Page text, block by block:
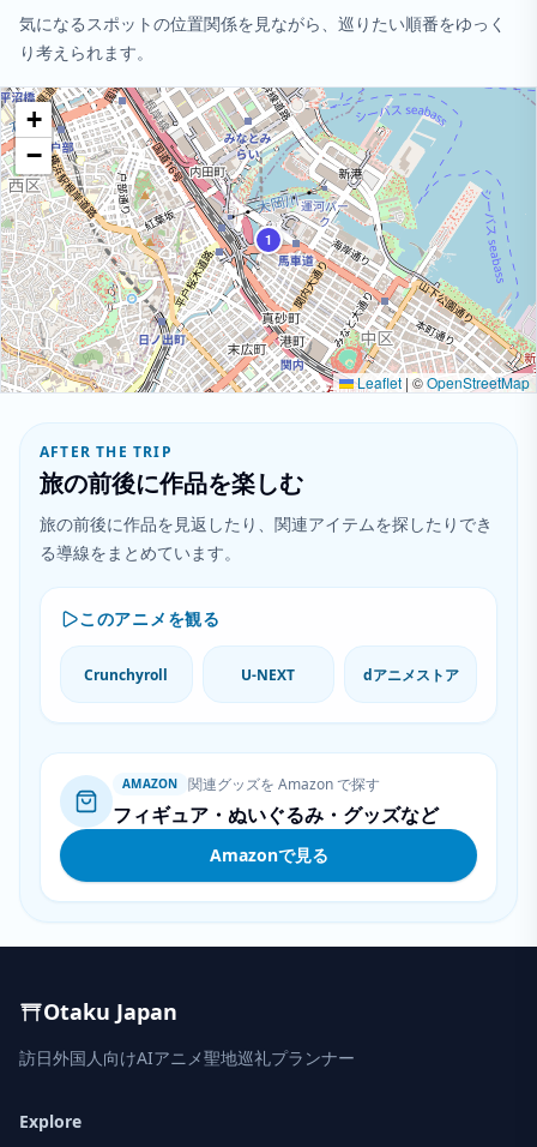
気になるスポットの位置関係を見ながら、巡りたい順番をゆっく
り考えられます。
1
+
−
Leaflet | ©OpenStreetMap
AFTER THE TRIP
旅の前後に作品を楽しむ
旅の前後に作品を見返したり、関連アイテムを探したりでき
る導線をまとめています。
このアニメを観る
Crunchyroll U-NEXT dアニメストア
AMAZON 関連グッズを Amazon で探す
フィギュア・ぬいぐるみ・グッズなど
Amazonで見る
Otaku Japan
訪日外国人向けAIアニメ聖地巡礼プランナー
Explore